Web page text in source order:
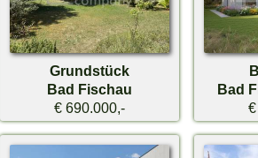
Grundstück
Bad Fischau
€ 690.000,-
Bad